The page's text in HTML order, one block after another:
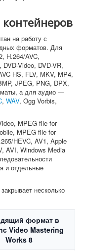
на работу с
форматов. Для
H.264/AVC,
Video, DVD-VR,
HS, FLV, MKV, MP4,
JPEG, PNG, DPX,
а для аудио —
, WAV, Ogg Vorbis,
MPEG file for
MPEG file for
HEVC, AV1, Apple
AVI, Windows Media
и отдельные
несколько
формат в
Video Mastering
Works 8